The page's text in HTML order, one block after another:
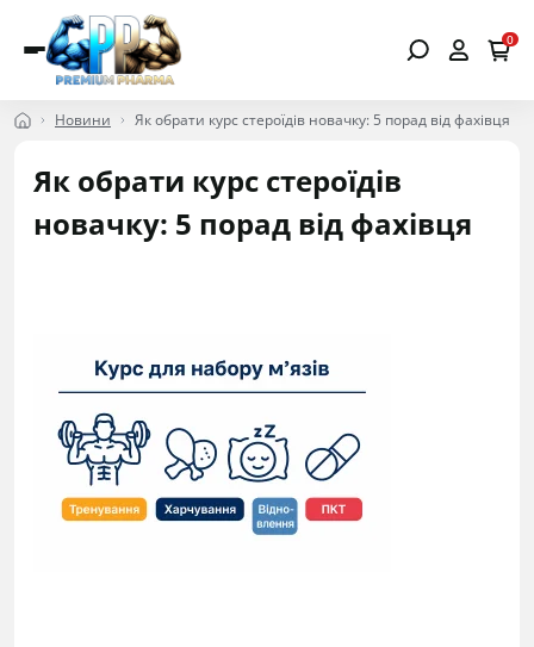
0
Новини Як обрати курс стероїдів новачку: 5 порад від фахівця
Як обрати курс стероїдів
новачку: 5 порад від фахівця